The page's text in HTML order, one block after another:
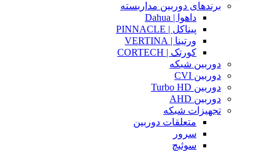
برندهای دوربین مداربسته
داهوا | Dahua
پیناکل | PINNACLE
ورتینا | VERTINA
کورتک | CORTECH
دوربین شبکه
دوربین CVI
دوربین Turbo HD
دوربین AHD
تجهیزات شبکه
متعلقات دوربین
سرور
سوئیچ